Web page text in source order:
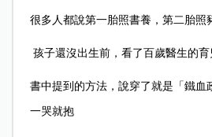
很多人都說第一胎照書養，第二胎照
孩子還沒出生前，看了百歲醫生的育
書中提到的方法，說穿了就是「鐵血
一哭就抱